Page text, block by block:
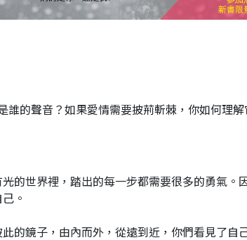
誰的聲音？如果愛情需要披荊斬棘，你如何理解
的世界裡，踏出的每一步都需要很多的勇氣。
。
的鏡子，由內而外，從遠到近，你們看見了自